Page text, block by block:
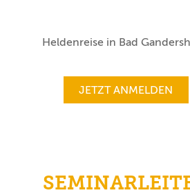
Heldenreise in Bad
JETZT ANMELDEN